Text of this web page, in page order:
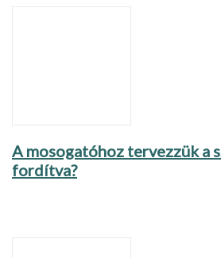
A mosogatóhoz tervezzük a
fordítva?